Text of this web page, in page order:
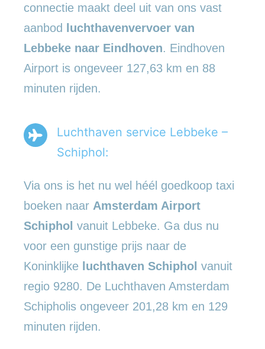
connectie maakt deel uit van ons vast
aanbod
luchthavenvervoer van
Lebbeke naar Eindhoven. Eindhoven
Airport is ongeveer 127,63 km en 88
minuten rijden.
Luchthaven service Lebbeke –
Schiphol:
Via ons is het nu wel héél goedkoop taxi
boeken naar Amsterdam Airport
Schiphol vanuit Lebbeke. Ga dus nu
voor een gunstige prijs naar de
Koninklijke luchthaven Schiphol vanuit
regio 9280. De Luchthaven Amsterdam
Schipholis ongeveer 201,28 km en 129
minuten rijden.